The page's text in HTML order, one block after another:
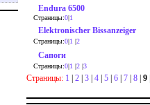
Endura 6500
Страницы:0|1
Elektronischer Bissanzeiger
Страницы:0|1 |2
Сапоги
Страницы:0|1 |2 |3
Страницы: 1 2 3 4 5 6 7 8 9